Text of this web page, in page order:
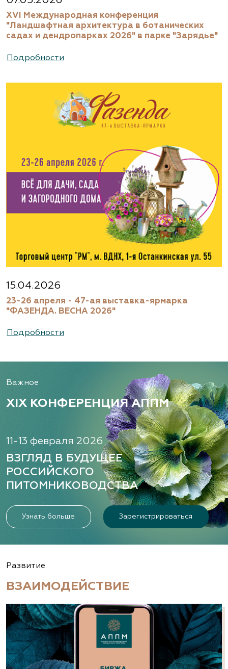
XVI Международная конференция
"Ландшафтная архитектура в ботанических
садах и дендропарках 2026" в парке "Зарядье"
Подробности
15.04.2026
23-26 апреля - 47-ая выставка-ярмарка
"ФАЗЕНДА. ВЕСНА 2026"
Подробности
Важное
XIX КОНФЕРЕНЦИЯ АППМ
11-13 февраля 2026
ВЗГЛЯД В БУДУЩЕЕ
РОССИЙСКОГО
ПИТОМНИКОВОДСТВА
Узнать больше Зарегистрироваться
Развитие
ВЗАИМОДЕЙСТВИЕ